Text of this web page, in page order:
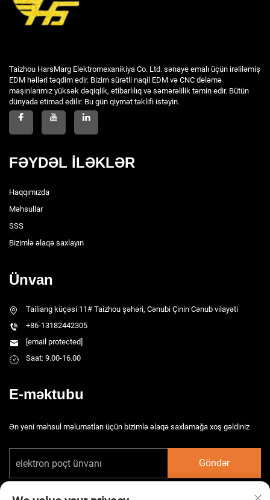
Taizhou HarsMarg Elektromexanikiya Co. Ltd. sənaye emalı üçün irəliləmiş
EDM həlləri təqdim edir. Bizim sürətli naqil EDM və CNC deləmə
maşınlarımız yüksək dəqiqlik, etibarlılıq və səmərəlilik təmin edir. Bütün
dünyada etimad edilir. Bu gün qiymət təklifi istəyin.
FƏYDƏL İLƏKLƏR
Haqqımızda
Məhsullar
SSS
Bizimlə əlaqə saxlayın
Ünvan
Tailiang küçəsi 11# Taizhou şəhəri, Cənubi Çinin Cənub vilayəti
+86-13182442305
[email protected]
Saat: 9.00-16.00
E-məktubu
Ən yeni məhsul məlumatları üçün bizimlə əlaqə saxlamağa xoş gəldiniz
Göndər